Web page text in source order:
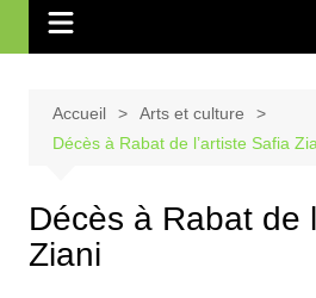
Accueil
Arts et culture
Décès à Rabat de l’artiste Safia
Décès à Rabat de
Ziani